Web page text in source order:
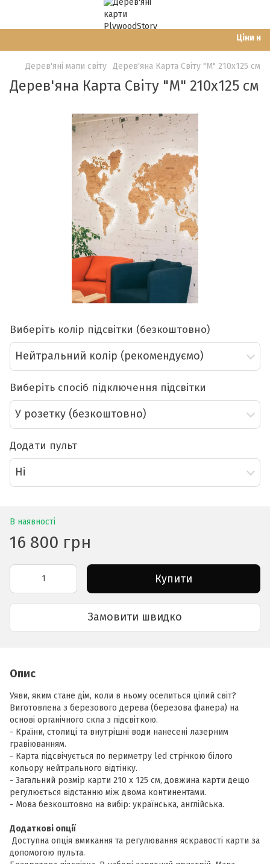
Ціни на
Дерев'яні мапи світу Дерев'яна Карта Світу "M" 210x125 см
Дерев'яна Карта Світу "M" 210x125 см
Виберіть колір підсвітки (безкоштовно)
Нейтральний колір (рекомендуємо)
Виберіть спосіб підключення підсвітки
У розетку (безкоштовно)
Додати пульт
Ні
В наявності
16 800 грн
Купити
Замовити швидко
Опис
Уяви, яким стане дім, коли в ньому оселиться цілий світ?
Виготовлена ​​з березового дерева (березова фанера) на
основі органічного скла з підсвіткою.
- Країни, столиці та внутрішні води нанесені лазерним
гравіюванням.
- Карта підсвічується по периметру led стрічкою білого
кольору нейтрального відтінку.
- Загальний розмір карти 210 х 125 см, довжина карти дещо
регулюється відстанню між двома континентами.
- Мова безкоштовно на вибір: українська, англійська.
Додаткові опції
Доступна опція вмикання та регулювання яскравості карти за
допомогою пульта​.